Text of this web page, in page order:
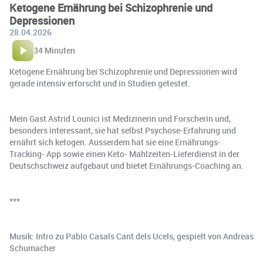
Ketogene Ernährung bei Schizophrenie und
Depressionen
28.04.2026
34 Minuten
Ketogene Ernährung bei Schizophrenie und Depressionen wird
gerade intensiv erforscht und in Studien getestet.
Mein Gast Astrid Lounici ist Medizinerin und Forscherin und,
besonders interessant, sie hat selbst Psychose-Erfahrung und
ernährt sich ketogen. Ausserdem hat sie eine Ernährungs-
Tracking- App sowie einen Keto- Mahlzeiten-Lieferdienst in der
Deutschschweiz aufgebaut und bietet Ernährungs-Coaching an.
***
Musik: Intro zu Pablo Casals Cant dels Ucels, gespielt von Andreas
Schumacher